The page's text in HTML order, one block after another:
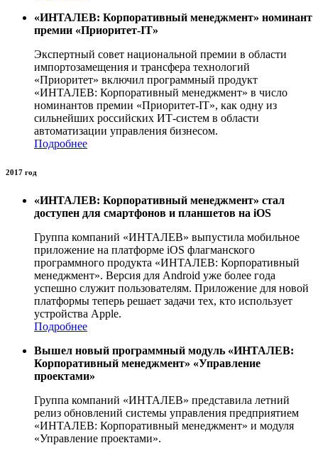
«ИНТАЛЕВ: Корпоративный менеджмент» номинант
премии «Приоритет-IT»
Экспертный совет национальной премии в области
импортозамещения и трансфера технологий
«Приоритет» включил программный продукт
«ИНТАЛЕВ: Корпоративный менеджмент» в число
номинантов премии «Приоритет-IT», как одну из
сильнейших российских ИТ-систем в области
автоматизации управления бизнесом.
Подробнее
2017 год
«ИНТАЛЕВ: Корпоративный менеджмент» стал
доступен для смартфонов и планшетов на iOS
Группа компаний «ИНТАЛЕВ» выпустила мобильное
приложение на платформе iOS флагманского
программного продукта «ИНТАЛЕВ: Корпоративный
менеджмент». Версия для Android уже более года
успешно служит пользователям. Приложение для новой
платформы теперь решает задачи тех, кто использует
устройства Apple.
Подробнее
Вышел новый программный модуль «ИНТАЛЕВ:
Корпоративный менеджмент» «Управление
проектами»
Группа компаний «ИНТАЛЕВ» представила летний
релиз обновлений системы управления предприятием
«ИНТАЛЕВ: Корпоративный менеджмент» и модуля
«Управление проектами».